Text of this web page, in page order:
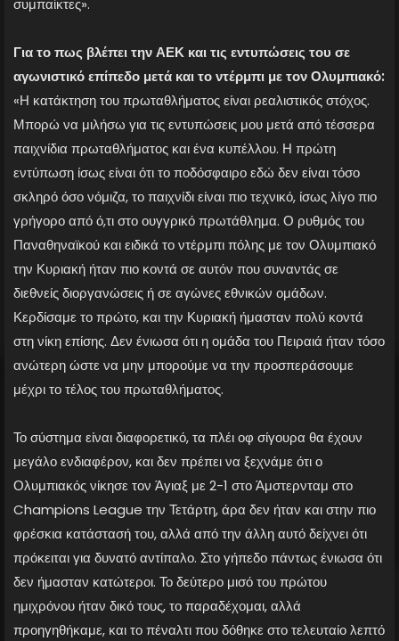
συμπαίκτες».
Για το πως βλέπει την ΑΕΚ και τις εντυπώσεις του σε
αγωνιστικό επίπεδο μετά και το ντέρμπι με τον Ολυμπιακό:
«Η κατάκτηση του πρωταθλήματος είναι ρεαλιστικός στόχος.
Μπορώ να μιλήσω για τις εντυπώσεις μου μετά από τέσσερα
παιχνίδια πρωταθλήματος και ένα κυπέλλου. Η πρώτη
εντύπωση ίσως είναι ότι το ποδόσφαιρο εδώ δεν είναι τόσο
σκληρό όσο νόμιζα, το παιχνίδι είναι πιο τεχνικό, ίσως λίγο πιο
γρήγορο από ό,τι στο ουγγρικό πρωτάθλημα. Ο ρυθμός του
Παναθηναϊκού και ειδικά το ντέρμπι πόλης με τον Ολυμπιακό
την Κυριακή ήταν πιο κοντά σε αυτόν που συναντάς σε
διεθνείς διοργανώσεις ή σε αγώνες εθνικών ομάδων.
Κερδίσαμε το πρώτο, και την Κυριακή ήμασταν πολύ κοντά
στη νίκη επίσης. Δεν ένιωσα ότι η ομάδα του Πειραιά ήταν τόσο
ανώτερη ώστε να μην μπορούμε να την προσπεράσουμε
μέχρι το τέλος του πρωταθλήματος.
Το σύστημα είναι διαφορετικό, τα πλέι οφ σίγουρα θα έχουν
μεγάλο ενδιαφέρον, και δεν πρέπει να ξεχνάμε ότι ο
Ολυμπιακός νίκησε τον Άγιαξ με 2-1 στο Άμστερνταμ στο
Champions League την Τετάρτη, άρα δεν ήταν και στην πιο
φρέσκια κατάστασή του, αλλά από την άλλη αυτό δείχνει ότι
πρόκειται για δυνατό αντίπαλο. Στο γήπεδο πάντως ένιωσα ότι
δεν ήμασταν κατώτεροι. Το δεύτερο μισό του πρώτου
ημιχρόνου ήταν δικό τους, το παραδέχομαι, αλλά
προηγηθήκαμε, και το πέναλτι που δόθηκε στο τελευταίο λεπτό